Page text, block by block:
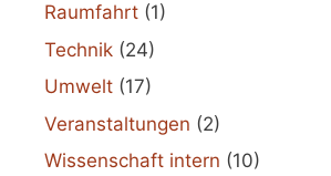
Raumfahrt (1)
Technik (24)
Umwelt (17)
Veranstaltungen (2)
Wissenschaft intern (10)